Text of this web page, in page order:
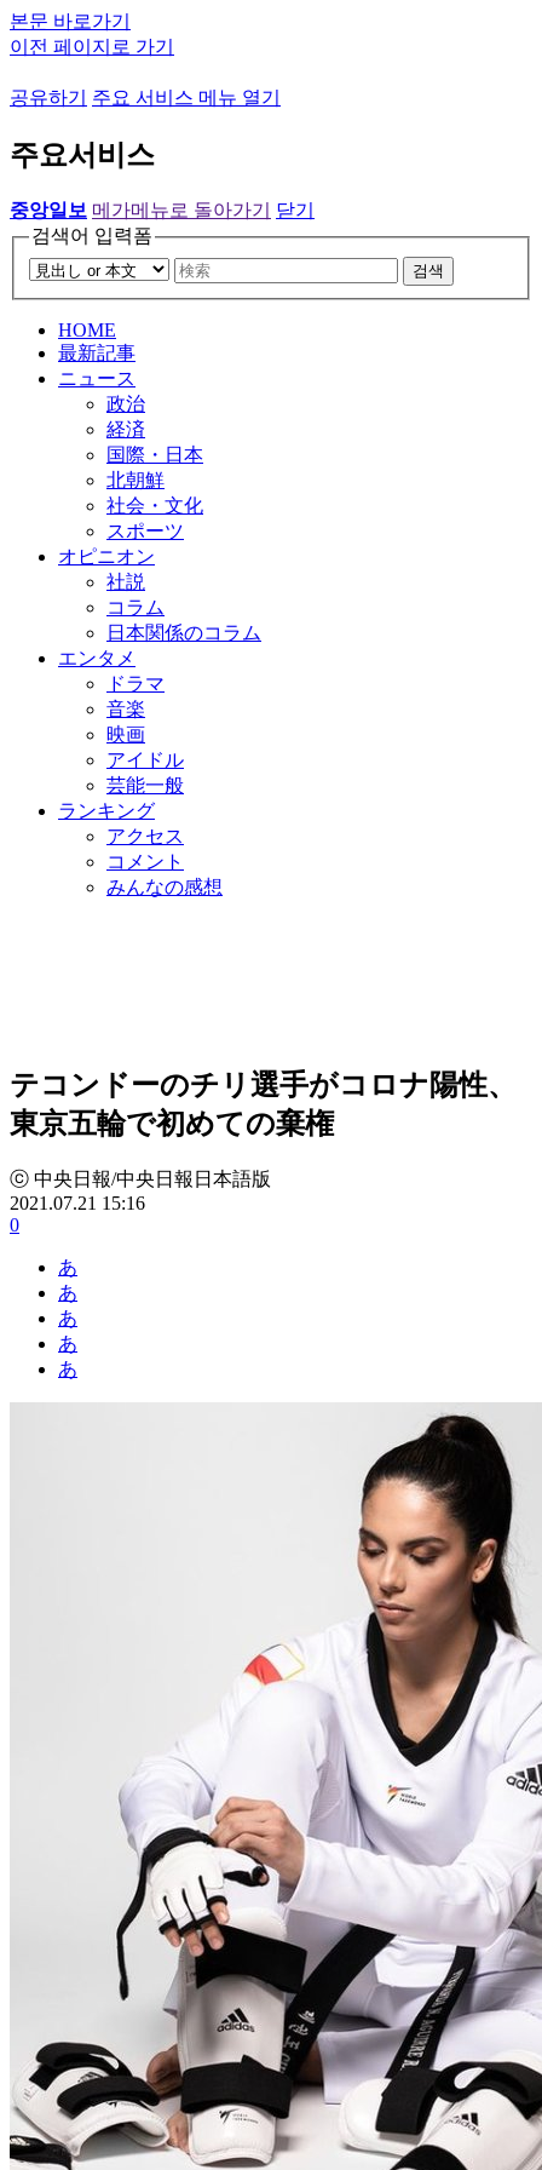
본문 바로가기
이전 페이지로 가기
공유하기 주요 서비스 메뉴 열기
주요서비스
중앙일보 메가메뉴로 돌아가기
닫기
검색어 입력폼
검색
HOME
最新記事
ニュース
政治
経済
国際・日本
北朝鮮
社会・文化
スポーツ
オピニオン
社説
コラム
日本関係のコラム
エンタメ
ドラマ
音楽
映画
アイドル
芸能一般
ランキング
アクセス
コメント
みんなの感想
テコンドーのチリ選手がコロナ陽性、
東京五輪で初めての棄権
ⓒ 中央日報/中央日報日本語版
2021.07.21 15:16
0
あ
あ
あ
あ
あ